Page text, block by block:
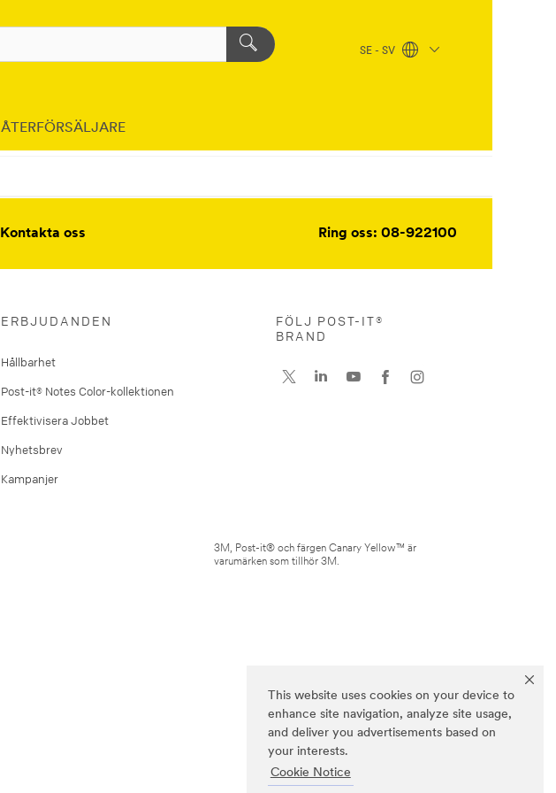
This website uses cookies on your device to
enhance site navigation, analyze site usage,
and deliver you advertisements based on
your interests.
Cookie Notice
SE - SV
ÅTERFÖRSÄLJARE
Kontakta oss Ring oss: 08-922100
ERBJUDANDEN
Hållbarhet
Post-it® Notes Color-kollektionen
Effektivisera Jobbet
Nyhetsbrev
Kampanjer
FÖLJ POST-IT®
BRAND
3M, Post-it® och färgen Canary Yellow™ är
varumärken som tillhör 3M.